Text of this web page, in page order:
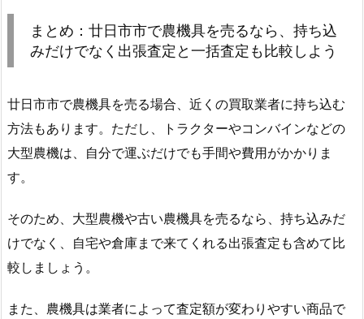
まとめ：廿日市市で農機具を売るなら、持ち込
みだけでなく出張査定と一括査定も比較しよう
廿日市市で農機具を売る場合、近くの買取業者に持ち込む
方法もあります。ただし、トラクターやコンバインなどの
大型農機は、自分で運ぶだけでも手間や費用がかかりま
す。
そのため、大型農機や古い農機具を売るなら、持ち込みだ
けでなく、自宅や倉庫まで来てくれる出張査定も含めて比
較しましょう。
また、農機具は業者によって査定額が変わりやすい商品で